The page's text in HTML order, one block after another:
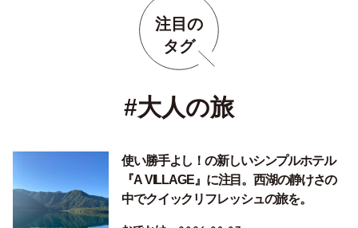
注目の
タグ
#大人の旅
使い勝手よし！の新しいシンプルホテル
『A VILLAGE』に注目。西湖の静けさの
中でクイックリフレッシュの旅を。